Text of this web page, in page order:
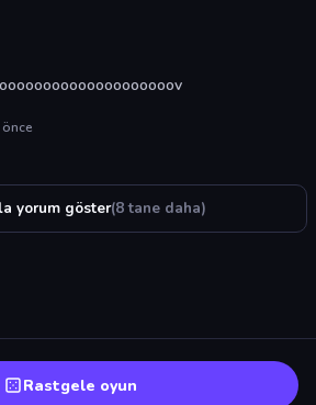
önce
yorum göster(8 tane daha)
Rastgele oyun